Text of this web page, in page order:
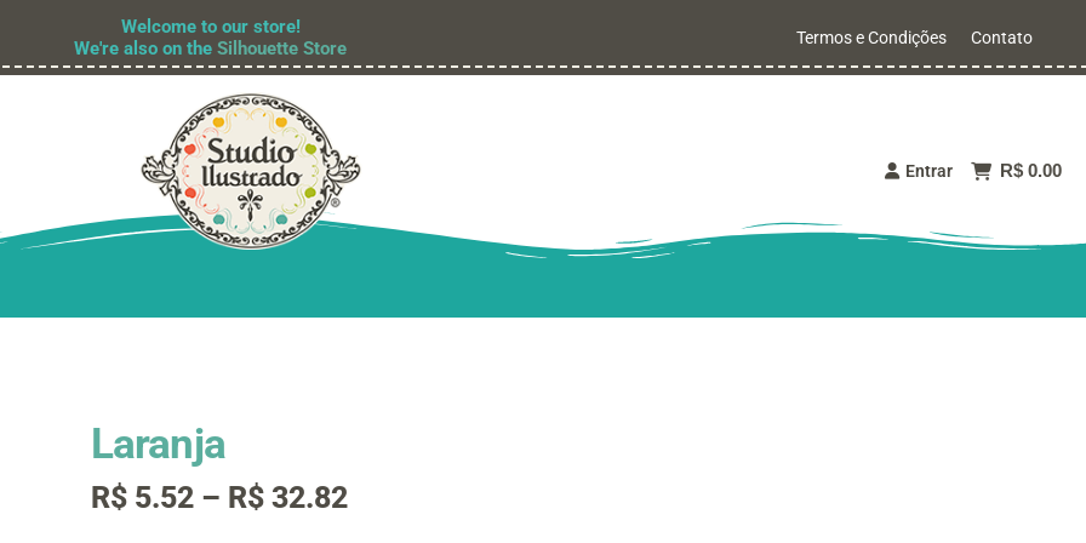
Welcome to our store!
We're also on theSilhouette Store Termos e Condições Contato
Entrar R$ 0.00
Laranja
R$5.52 – R$32.82Faixa